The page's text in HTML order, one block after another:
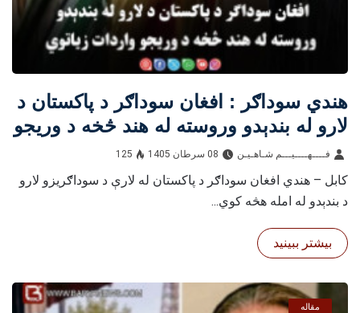
هندي سوداګر : افغان سوداګر د پاکستان د
لارو له بندېدو وروسته له هند څخه د وریجو
واردات زیاتوي
فــــهــــيـــم شـاهـیـن‎‎ 08 سرطان 1405 125
کابل – هندي افغان سوداګر د پاکستان له لارې د سوداګریزو لارو
د بندېدو له امله هڅه کوي...
بیشتر ببینید
مقاله